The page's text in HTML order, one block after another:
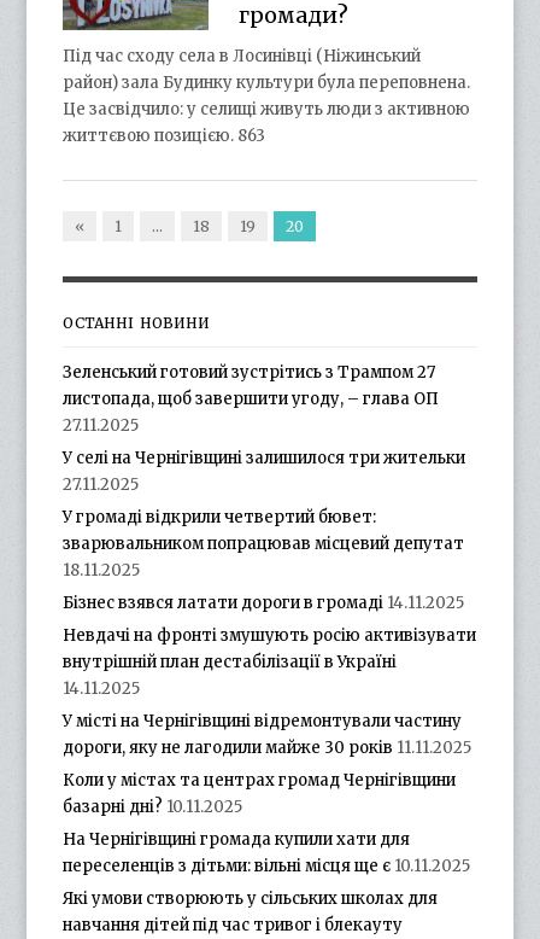
громади?
Під час сходу села в Лосинівці (Ніжинський
район) зала Будинку культури була переповнена.
Це засвідчило: у селищі живуть люди з активною
життєвою позицією. 863
« 1 … 18 19 20
ОСТАННІ НОВИНИ
Зеленський готовий зустрітись з Трампом 27
листопада, щоб завершити угоду, – глава ОП
27.11.2025
У селі на Чернігівщині залишилося три жительки
27.11.2025
У громаді відкрили четвертий бювет:
зварювальником попрацював місцевий депутат
18.11.2025
Бізнес взявся латати дороги в громаді 14.11.2025
Невдачі на фронті змушують росію активізувати
внутрішній план дестабілізації в Україні
14.11.2025
У місті на Чернігівщині відремонтували частину
дороги, яку не лагодили майже 30 років 11.11.2025
Коли у містах та центрах громад Чернігівщини
базарні дні? 10.11.2025
На Чернігівщині громада купили хати для
переселенців з дітьми: вільні місця ще є 10.11.2025
Які умови створюють у сільських школах для
навчання дітей під час тривог і блекауту